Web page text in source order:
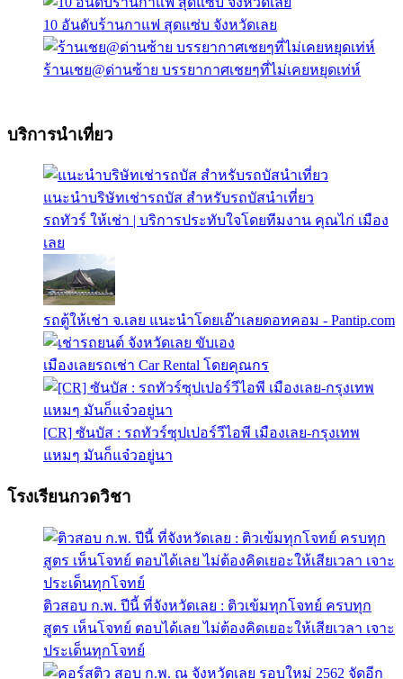
10 อันดับร้านกาแฟ สุดแซ่บ จังหวัดเลย
ร้านเชย@ด่านซ้าย บรรยากาศเชยๆที่ไม่เคยหยุดเท่ห์
บริการนำเที่ยว
แนะนำบริษัทเช่ารถบัส สำหรับรถบัสนำเที่ยว
รถทัวร์ ให้เช่า | บริการประทับใจโดยทีมงาน คุณไก่ เมือง
เลย
รถตู้ให้เช่า จ.เลย แนะนำโดยเอ๊าเลยดอทคอม - Pantip.com
เมืองเลยรถเช่า Car Rental โดยคุณกร
[CR] ซันบัส : รถทัวร์ซุปเปอร์วีไอพี เมืองเลย-กรุงเทพ
แหมๆ มันก็แจ๋วอยู่นา
โรงเรียนกวดวิชา
ติวสอบ ก.พ. ปีนี้ ที่จังหวัดเลย : ติวเข้มทุกโจทย์ ครบทุก
สูตร เห็นโจทย์ ตอบได้เลย ไม่ต้องคิดเยอะให้เสียเวลา เจาะ
ประเด็นทุกโจทย์